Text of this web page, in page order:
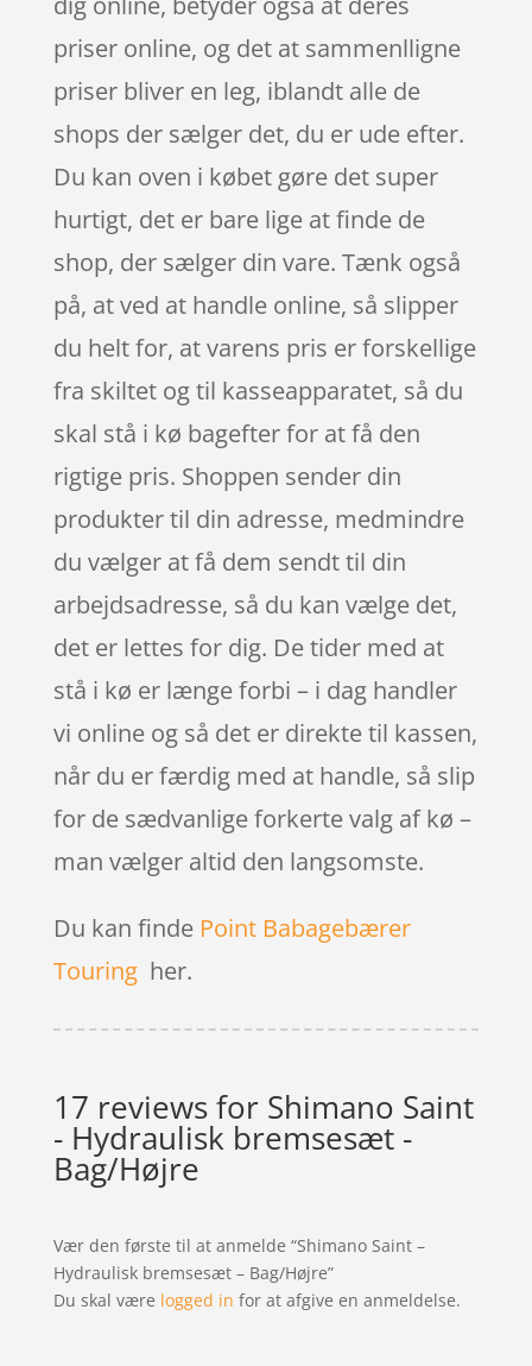
priser online, og det at sammenlligne
priser bliver en leg, iblandt alle de
shops der sælger det, du er ude efter.
Du kan oven i købet gøre det super
hurtigt, det er bare lige at finde de
shop, der sælger din vare. Tænk også
på, at ved at handle online, så slipper
du helt for, at varens pris er forskellige
fra skiltet og til kasseapparatet, så du
skal stå i kø bagefter for at få den
rigtige pris. Shoppen sender din
produkter til din adresse, medmindre
du vælger at få dem sendt til din
arbejdsadresse, så du kan vælge det,
det er lettes for dig. De tider med at
stå i kø er længe forbi – i dag handler
vi online og så det er direkte til kassen,
når du er færdig med at handle, så slip
for de sædvanlige forkerte valg af kø –
man vælger altid den langsomste.
Du kan finde Point Babagebærer
Touringher.
17 reviews for Shimano Saint
- Hydraulisk bremsesæt -
Bag/Højre
Vær den første til at anmelde “Shimano Saint –
Hydraulisk bremsesæt – Bag/Højre”
Du skal være logged in for at afgive en anmeldelse.